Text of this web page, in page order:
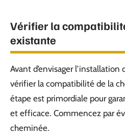
Vérifier la
existante
Avant d’envisager l’installation
vérifier la compatibilité de la
étape est primordiale pour
et efficace. Commencez par
cheminée.